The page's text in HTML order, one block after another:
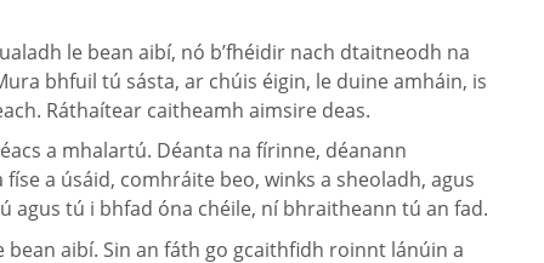
le bean aibí, nó b’fhéidir nach dtaitneodh na
bhfuil tú sásta, ar chúis éigin, le duine amháin, is
Ráthaítear caitheamh aimsire deas.
a mhalartú. Déanta na fírinne, déanann
a úsáid, comhráite beo, winks a sheoladh, agus
agus tú i bhfad óna chéile, ní bhraitheann tú an fad.
aibí. Sin an fáth go gcaithfidh roinnt lánúin a